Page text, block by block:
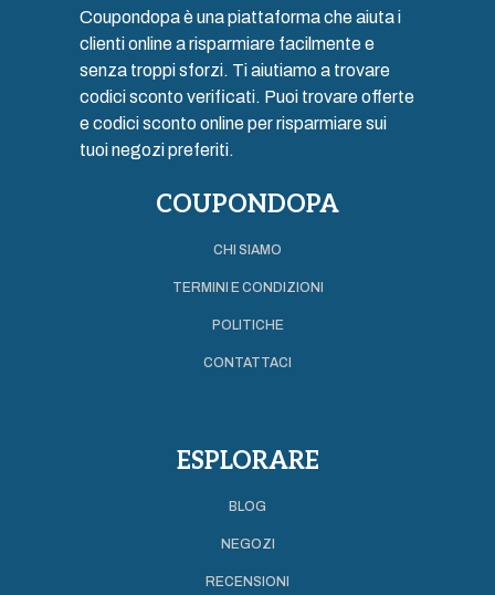
Coupondopa è una piattaforma che aiuta i
clienti online a risparmiare facilmente e
senza troppi sforzi. Ti aiutiamo a trovare
codici sconto verificati. Puoi trovare offerte
e codici sconto online per risparmiare sui
tuoi negozi preferiti.
COUPONDOPA
CHI SIAMO
TERMINI E CONDIZIONI
POLITICHE
CONTATTACI
ESPLORARE
BLOG
NEGOZI
RECENSIONI